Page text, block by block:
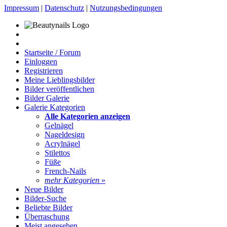
Impressum | Datenschutz | Nutzungsbedingungen
Startseite / Forum
Einloggen
Registrieren
Meine Lieblingsbilder
Bilder veröffentlichen
Bilder Galerie
Galerie Kategorien
Alle Kategorien anzeigen
Gelnägel
Nageldesign
Acrylnägel
Stilettos
Füße
French-Nails
mehr Kategorien »
Neue Bilder
Bilder-Suche
Beliebte Bilder
Überraschung